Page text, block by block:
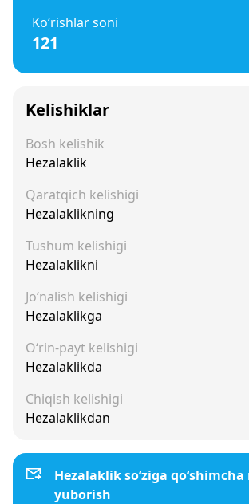
Ko‘rishlar soni
121
Kelishiklar
Bosh kelishik
Hezalaklik
Qaratqich kelishigi
Hezalaklikning
Tushum kelishigi
Hezalaklikni
Jo‘nalish kelishigi
Hezalaklikga
O‘rin-payt kelishigi
Hezalaklikda
Chiqish kelishigi
Hezalaklikdan
Hezalaklik so‘ziga
yuborish